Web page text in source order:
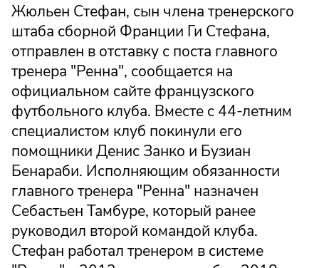
Жюльен Стефан, сын члена тренерского
штаба сборной Франции Ги Стефана,
отправлен в отставку с поста главного
тренера "Ренна", сообщается на
официальном сайте французского
футбольного клуба. Вместе с 44-летним
специалистом клуб покинули его
помощники Денис Занко и Бузиан
Бенараби. Исполняющим обязанности
главного тренера "Ренна" назначен
Себастьен Тамбуре, который ранее
руководил второй командой клуба.
Стефан работал тренером в системе